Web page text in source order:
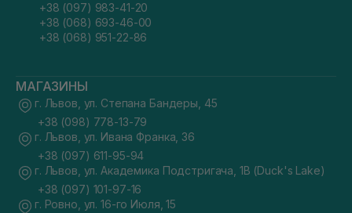
+38 (097) 983-41-20
+38 (068) 693-46-00
+38 (068) 951-22-86
МАГАЗИНЫ
г. Львов, ул. Степана Бандеры, 45
+38 (098) 778-13-79
г. Львов, ул. Ивана Франка, 36
+38 (097) 611-95-94
г. Львов, ул. Академика Подстригача, 1В (Duck's Lake)
+38 (097) 101-97-16
г. Ровно, ул. 16-го Июля, 15